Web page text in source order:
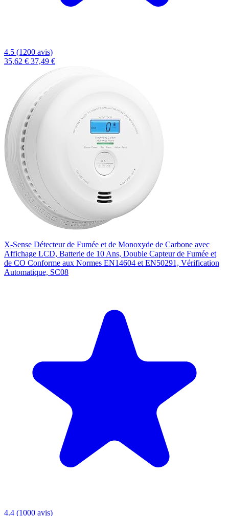
4.5 (1200 avis)
35,62 € 37,49 €
X-Sense Détecteur de Fumée et de Monoxyde de Carbone avec
Affichage LCD, Batterie de 10 Ans, Double Capteur de Fumée et
de CO Conforme aux Normes EN14604 et EN50291, Vérification
Automatique, SC08
4.4 (1000 avis)